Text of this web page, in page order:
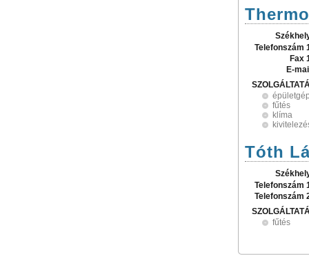
Telefonszám
Fax
E-
fűtés
klíma
Tóth
Telefonszám
Telefonszám
fűtés